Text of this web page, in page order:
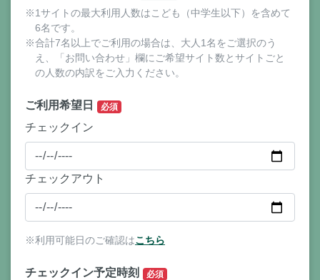
※1サイトの最大利用人数はこども（中学生以下）を含めて
6名です。
※合計7名以上でご利用の場合は、大人1名をご選択のう
え、「お問い合わせ」欄にご希望サイト数とサイトごと
の人数の内訳をご入力ください。
ご利用希望日 必須
チェックイン
チェックアウト
※利用可能日のご確認はこちら
チェックイン予定時刻 必須